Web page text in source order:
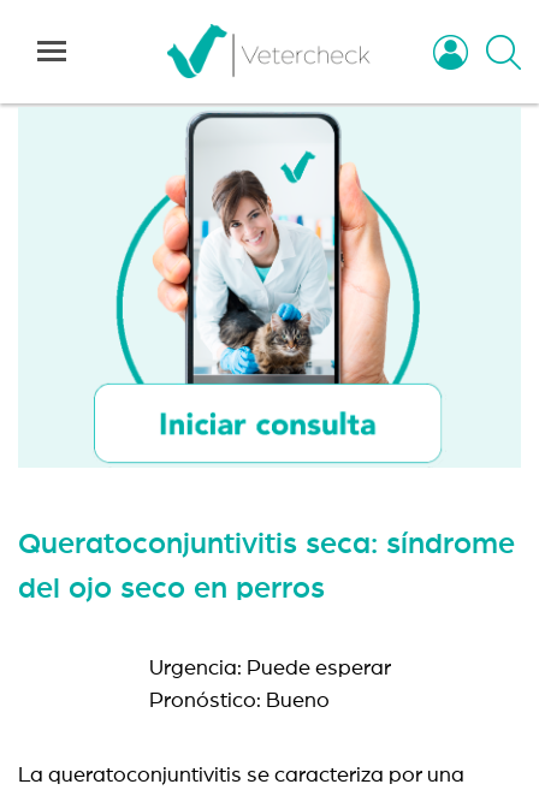
Queratoconjuntivitis seca: síndrome
del ojo seco en perros
Urgencia: Puede esperar
Pronóstico: Bueno
La queratoconjuntivitis se caracteriza por una